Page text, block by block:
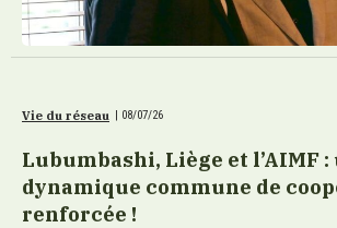
Vie du réseau | 08/07/26
Lubumbashi, Liège et l’AIMF :
dynamique commune de
renforcée !